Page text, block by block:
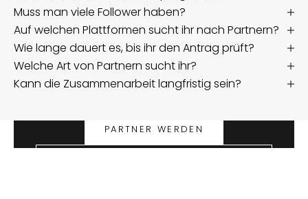
Muss man viele Follower haben?
Auf welchen Plattformen sucht ihr nach Partnern?
Wie lange dauert es, bis ihr den Antrag prüft?
Welche Art von Partnern sucht ihr?
Kann die Zusammenarbeit langfristig sein?
Tritt dem cutmyfashion-Partnerprogramm bei -
erstelle Content, verdiene Geld
PARTNER WERDEN